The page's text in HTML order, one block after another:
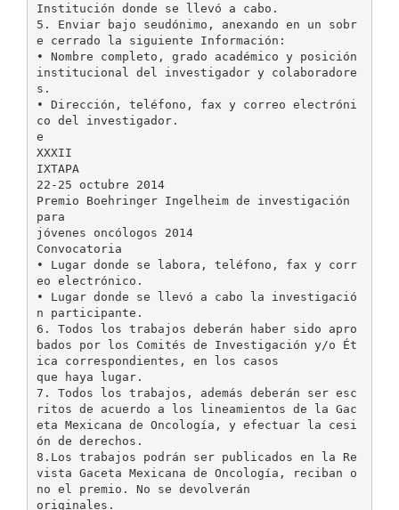
Institución donde se llevó a cabo.
5. Enviar bajo seudónimo, anexando en un sobr
e cerrado la siguiente Información:
• Nombre completo, grado académico y posición
institucional del investigador y colaboradore
s.
• Dirección, teléfono, fax y correo electróni
co del investigador.
e
XXXII
IXTAPA
22-25 octubre 2014
Premio Boehringer Ingelheim de investigación
para
jóvenes oncólogos 2014
Convocatoria
• Lugar donde se labora, teléfono, fax y corr
eo electrónico.
• Lugar donde se llevó a cabo la investigació
n participante.
6. Todos los trabajos deberán haber sido apro
bados por los Comités de Investigación y/o Ét
ica correspondientes, en los casos
que haya lugar.
7. Todos los trabajos, además deberán ser esc
ritos de acuerdo a los lineamientos de la Gac
eta Mexicana de Oncología, y efectuar la cesi
ón de derechos.
8.Los trabajos podrán ser publicados en la Re
vista Gaceta Mexicana de Oncología, reciban o
no el premio. No se devolverán
originales.